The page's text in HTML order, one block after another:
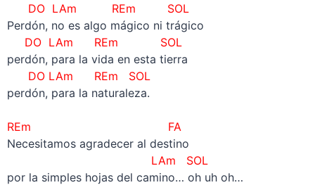
DO LAm REm SOL
Perdón, no es algo mágico ni trágico
DO LAm REm SOL
perdón, para la vida en esta tierra
DO LAm REm SOL
perdón, para la naturaleza.
REm FA
Necesitamos agradecer al destino
LAm SOL
por la simples hojas del camino… oh uh oh…